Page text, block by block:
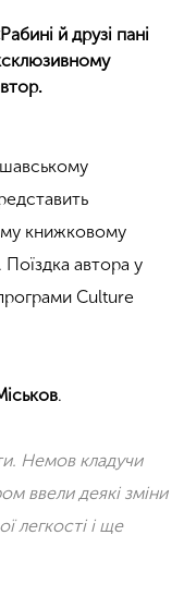
й друзі пані
книжковому
автора у
Culture
.
Немов кладучи
ввели деякі зміни
легкості і ще